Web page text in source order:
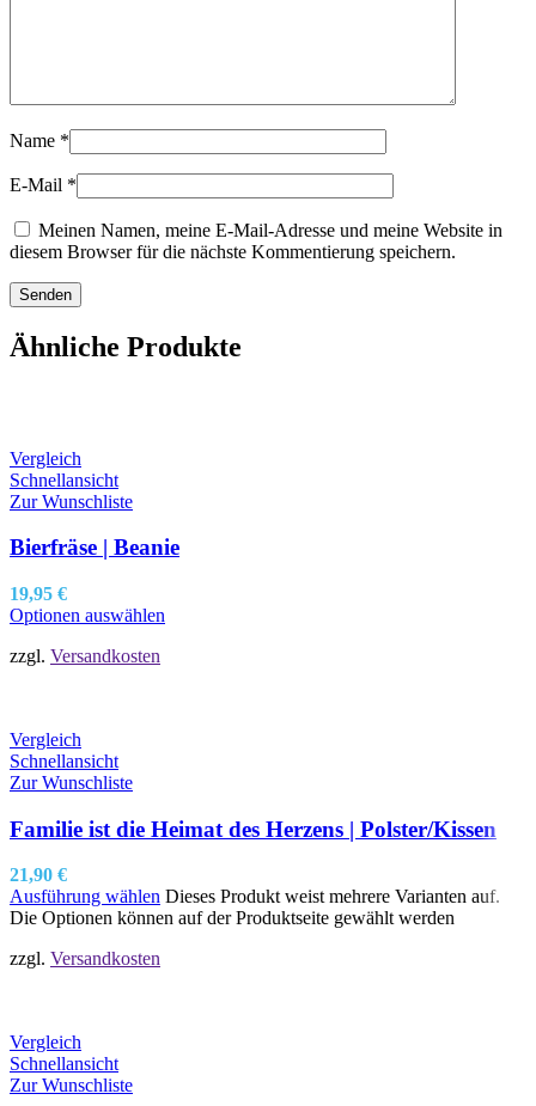
Name *
E-Mail *
Meinen Namen, meine E-Mail-Adresse und meine Website in
diesem Browser für die nächste Kommentierung speichern.
Ähnliche Produkte
Vergleich
Schnellansicht
Zur Wunschliste
Bierfräse | Beanie
19,95 €
Optionen auswählen
zzgl. Versandkosten
Vergleich
Schnellansicht
Zur Wunschliste
Familie ist die Heimat des Herzens | Polster/Kissen
21,90 €
Ausführung wählen Dieses Produkt weist mehrere Varianten auf.
Die Optionen können auf der Produktseite gewählt werden
zzgl. Versandkosten
Vergleich
Schnellansicht
Zur Wunschliste